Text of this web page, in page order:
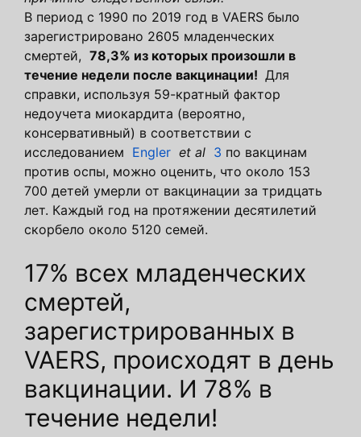
В период с 1990 по 2019 год в VAERS было
зарегистрировано 2605 младенческих
смертей, 78,3% из которых произошли в
течение недели после вакцинации! Для
справки, используя 59-кратный фактор
недоучета миокардита (вероятно,
консервативный) в соответствии с
исследованием Engler et al 3 по вакцинам
против оспы, можно оценить, что около 153
700 детей умерли от вакцинации за тридцать
лет. Каждый год на протяжении десятилетий
скорбело около 5120 семей.
17% всех младенческих
смертей,
зарегистрированных в
VAERS, происходят в день
вакцинации. И 78% в
течение недели!